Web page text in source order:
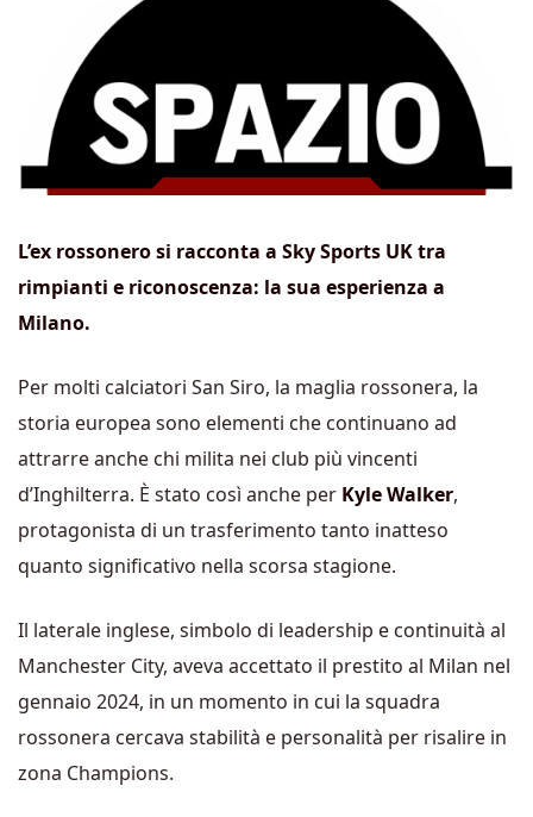
L’ex rossonero si racconta a Sky Sports UK tra
rimpianti e riconoscenza: la sua esperienza a
Milano.
Per molti calciatori San Siro, la maglia rossonera, la
storia europea sono elementi che continuano ad
attrarre anche chi milita nei club più vincenti
d’Inghilterra. È stato così anche per Kyle Walker,
protagonista di un trasferimento tanto inatteso
quanto significativo nella scorsa stagione.
Il laterale inglese, simbolo di leadership e continuità al
Manchester City, aveva accettato il prestito al Milan nel
gennaio 2024, in un momento in cui la squadra
rossonera cercava stabilità e personalità per risalire in
zona Champions.